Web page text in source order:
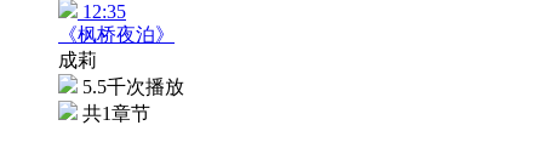
12:35
《枫桥夜泊》
成莉
5.5千次播放
共1章节